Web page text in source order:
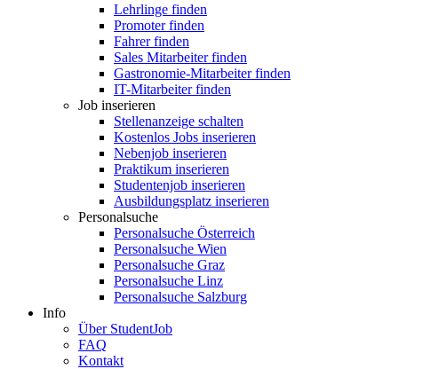
Lehrlinge finden
Promoter finden
Fahrer finden
Sales Mitarbeiter finden
Gastronomie-Mitarbeiter finden
IT-Mitarbeiter finden
Job inserieren
Stellenanzeige schalten
Kostenlos Jobs inserieren
Nebenjob inserieren
Praktikum inserieren
Studentenjob inserieren
Ausbildungsplatz inserieren
Personalsuche
Personalsuche Österreich
Personalsuche Wien
Personalsuche Graz
Personalsuche Linz
Personalsuche Salzburg
Info
Über StudentJob
FAQ
Kontakt